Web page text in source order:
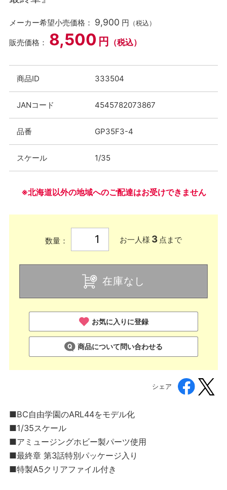
メーカー希望小売価格： 9,900 円 （税込）
販売価格： 8,500 円 （税込）
商品ID 333504
JANコード 4545782073867
品番 GP35F3-4
スケール 1/35
※北海道以外の地域へのご配達はお受けできません
数量： お一人様 3 点まで
在庫なし
お気に入りに登録
商品について問い合わせる
シェア
■BC自由学園のARL44をモデル化
■1/35スケール
■アミュージングホビー製パーツ使用
■最終章 第3話特別パッケージ入り
■特製A5クリアファイル付き